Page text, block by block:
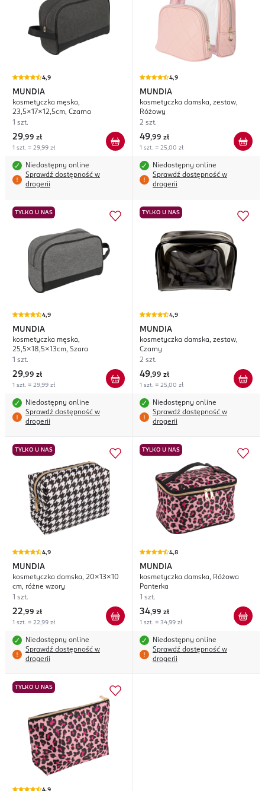
4,9
MUNDIA
kosmetyczka męska,
23,5x17x12,5cm, Czarna
1 szt.
29,99 zł
1 szt. = 29,99 zł
Niedostępny online
Sprawdź dostępność w
drogerii
4,9
MUNDIA
kosmetyczka damska, zestaw,
Różowy
2 szt.
49,99 zł
1 szt. = 25,00 zł
Niedostępny online
Sprawdź dostępność w
drogerii
TYLKO U NAS
4,9
MUNDIA
kosmetyczka męska,
25,5x18,5x13cm, Szara
1 szt.
29,99 zł
1 szt. = 29,99 zł
Niedostępny online
Sprawdź dostępność w
drogerii
TYLKO U NAS
4,9
MUNDIA
kosmetyczka damska, zestaw,
Czarny
2 szt.
49,99 zł
1 szt. = 25,00 zł
Niedostępny online
Sprawdź dostępność w
drogerii
TYLKO U NAS
4,9
MUNDIA
kosmetyczka damska, 20x13x10
cm, różne wzory
1 szt.
22,99 zł
1 szt. = 22,99 zł
Niedostępny online
Sprawdź dostępność w
drogerii
TYLKO U NAS
4,8
MUNDIA
kosmetyczka damska, Różowa
Panterka
1 szt.
34,99 zł
1 szt. = 34,99 zł
Niedostępny online
Sprawdź dostępność w
drogerii
TYLKO U NAS